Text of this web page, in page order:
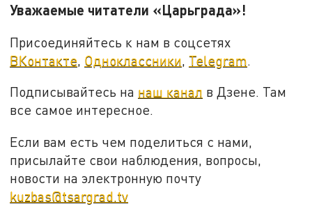
Уважаемые читатели «Царьграда»!
Присоединяйтесь к нам в соцсетях
ВКонтакте, Одноклассники, Telegram.
Подписывайтесь на наш канал в Дзене. Там
все самое интересное.
Если вам есть чем поделиться с нами,
присылайте свои наблюдения, вопросы,
новости на электронную почту
kuzbas@tsargrad.tv